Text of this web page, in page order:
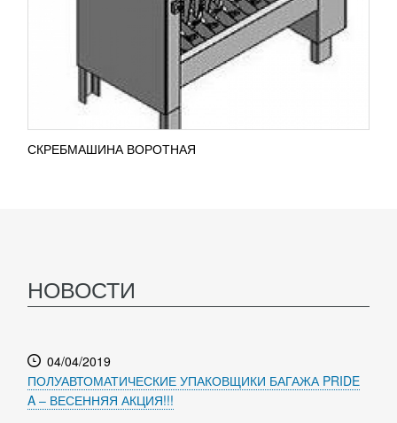
СКРЕБМАШИНА ВОРОТНАЯ
НОВОСТИ
04/04/2019
ПОЛУАВТОМАТИЧЕСКИЕ УПАКОВЩИКИ БАГАЖА PRIDE
A – ВЕСЕННЯЯ АКЦИЯ!!!